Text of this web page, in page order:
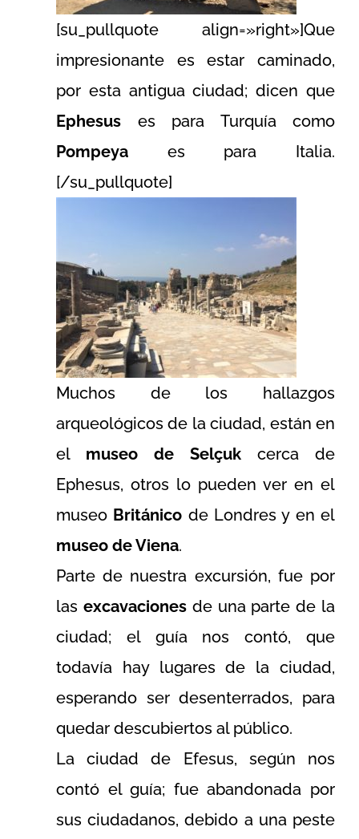
[su_pullquote align=»right»]Que
impresionante es estar caminado,
por esta antigua ciudad; dicen que
Ephesus es para Turquía como
Pompeya es para Italia.
[/su_pullquote]
Muchos de los hallazgos
arqueológicos de la ciudad, están en
el museo de Selçuk cerca de
Ephesus, otros lo pueden ver en el
museo Británico de Londres y en el
museo de Viena.
Parte de nuestra excursión, fue por
las excavacionesde una parte de la
ciudad; el guía nos contó, que
todavía hay lugares de la ciudad,
esperando ser desenterrados, para
quedar descubiertos al público.
La ciudad de Efesus, según nos
contó el guía; fue abandonada por
sus ciudadanos, debido a una peste